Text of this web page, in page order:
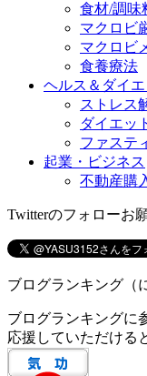
食材/調味
マクロビ
マクロビ
食養療法
ヘルス＆ダイエ
ストレス
ダイエッ
ファステ
起業・ビジネス
不動産購
Twitterのフォローお
ブログランキング（
ブログランキングに
応援していただける